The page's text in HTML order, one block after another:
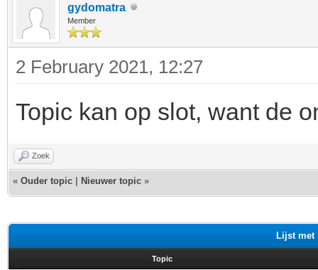
gydomatra
Member
2 February 2021, 12:27
Topic kan op slot, want de
Zoek
« Ouder topic Nieuwer topic »
Lijst met
Topic